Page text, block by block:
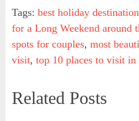
Tags: best holiday
for a Long Weekend around
spots for couples, most
visit, top 10 places to visit
Related Posts